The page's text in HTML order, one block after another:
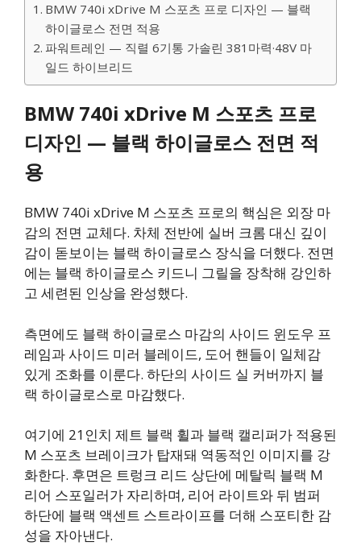
BMW 740i xDrive M 스포츠 프로 디자인 — 블랙
하이글로스 전면 적용
파워트레인 — 직렬 6기통 가솔린 381마력·48V 마
일드 하이브리드
BMW 740i xDrive M 스포츠 프로
디자인 — 블랙 하이글로스 전면 적
용
BMW 740i xDrive M 스포츠 프로의 핵심은 외장 마
감의 전면 교체다. 차체 전반에 실버 크롬 대신 깊이
감이 돋보이는 블랙 하이글로스 장식을 더했다. 전면
에는 블랙 하이글로스 키드니 그릴을 장착해 강인하
고 세련된 인상을 완성했다.
측면에도 블랙 하이글로스 마감의 사이드 윈도우 프
레임과 사이드 미러 블레이드, 도어 핸들이 일체감
있게 조화를 이룬다. 하단의 사이드 실 커버까지 블
랙 하이글로스로 마감했다.
여기에 21인치 제트 블랙 휠과 블랙 캘리퍼가 적용된
M 스포츠 브레이크가 탑재돼 역동적인 이미지를 강
화한다. 후면은 트렁크 리드 상단에 메탈릭 블랙 M
리어 스포일러가 자리하며, 리어 라이트와 뒤 범퍼
하단에 블랙 액센트 스트라이프를 더해 스포티한 감
성을 자아낸다.